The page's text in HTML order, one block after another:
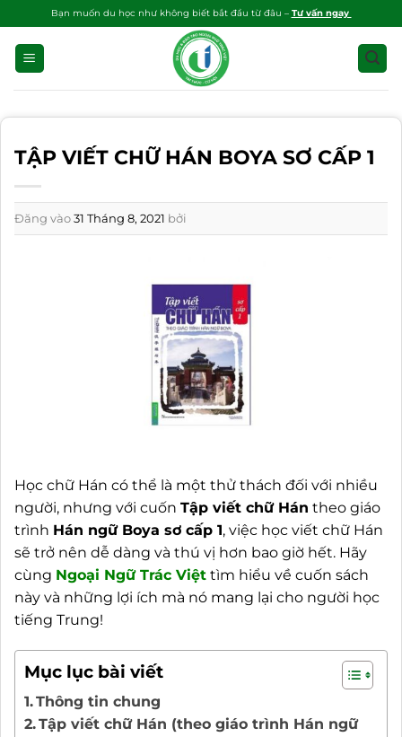
qua
dung
Bạn muốn du học như không biết bắt đầu từ đâu – Tư vấn ngay
TẬP VIẾT CHỮ HÁN BOYA SƠ CẤP 1
Đăng vào31 Tháng 8, 2021 bởi
Học chữ Hán có thể là một thử thách đối với nhiều
người, nhưng với cuốn Tập viết chữ Hán theo giáo
trình Hán ngữ Boya sơ cấp 1, việc học viết chữ Hán
sẽ trở nên dễ dàng và thú vị hơn bao giờ hết. Hãy
cùng Ngoại Ngữ Trác Việt tìm hiểu về cuốn sách
này và những lợi ích mà nó mang lại cho người học
tiếng Trung!
Mục lục bài viết
Thông tin chung
Tập viết chữ Hán (theo giáo trình Hán ngữ